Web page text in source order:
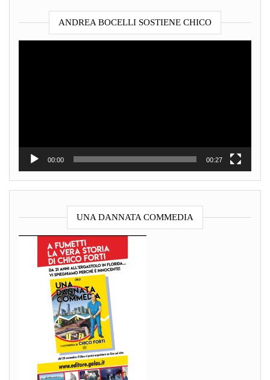
ANDREA BOCELLI SOSTIENE CHICO
00:00 00:27
UNA DANNATA COMMEDIA